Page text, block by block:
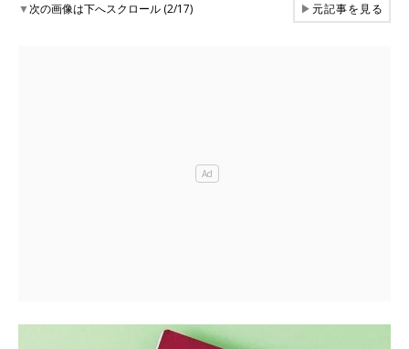
▼次の画像は下へスクロール (2/17) ▶元記事を見る